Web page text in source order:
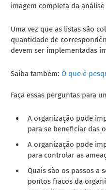
imagem completa da análise
Uma vez que as listas são
quantidade de
devem ser implementadas
Saiba também:O que é
Faça essas perguntas para
A organização pode
para se beneficiar das
A organização pode
para controlar as
Quais são os passos a
pontos fracos da